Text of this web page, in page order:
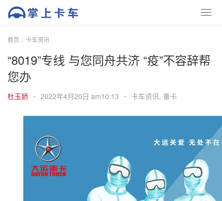
首页 卡车资讯
“8019”专线 与您同舟共济 “疫”不容辞帮
您办
杜玉娇 • 2022年4月20日 am10:13 • 卡车资讯, 重卡